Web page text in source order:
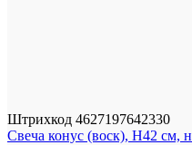
Штрихкод 4627197642330
Свеча конус (воск), H42 см,